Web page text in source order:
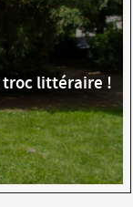
troc littéraire !